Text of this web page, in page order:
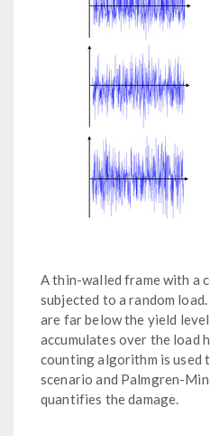
A thin-walled frame with a
subjected to a random
are far below the yield
accumulates over the load
counting algorithm is used
scenario and Palmgren-
quantifies the damage.